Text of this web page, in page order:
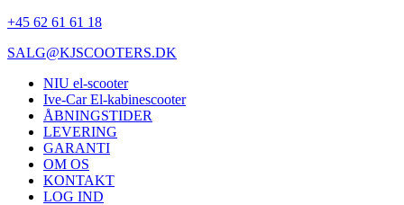
+45 62 61 61 18
SALG@KJSCOOTERS.DK
NIU el-scooter
Ive-Car El-kabinescooter
ÅBNINGSTIDER
LEVERING
GARANTI
OM OS
KONTAKT
LOG IND